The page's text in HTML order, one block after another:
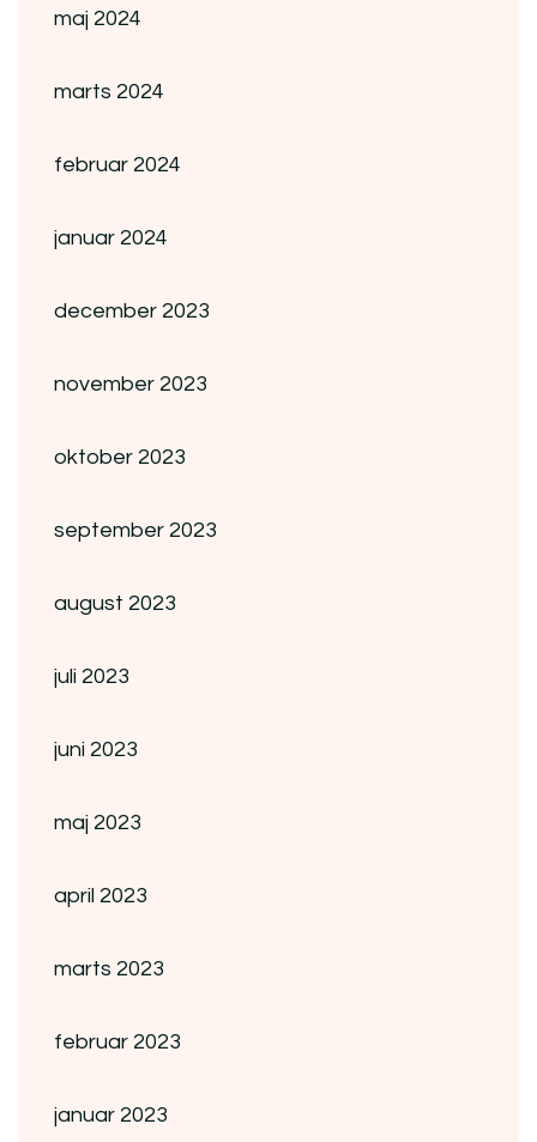
maj 2024
marts 2024
februar 2024
januar 2024
december 2023
november 2023
oktober 2023
september 2023
august 2023
juli 2023
juni 2023
maj 2023
april 2023
marts 2023
februar 2023
januar 2023